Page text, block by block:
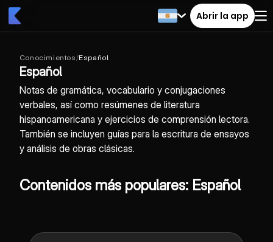
Abrir la app
Conocimientos/Español
Español
Notas de gramática, vocabulario y conjugaciones
verbales, así como resúmenes de literatura
hispanoamericana y ejercicios de comprensión lectora.
También se incluyen guías para la escritura de ensayos
y análisis de obras clásicas.
Contenidos más populares: Español